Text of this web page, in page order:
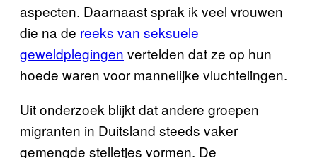
aspecten. Daarnaast sprak ik veel vrouwen
die na de reeks van seksuele
geweldplegingen vertelden dat ze op hun
hoede waren voor mannelijke vluchtelingen.
Uit onderzoek blijkt dat andere groepen
migranten in Duitsland steeds vaker
gemengde stelletjes vormen. De